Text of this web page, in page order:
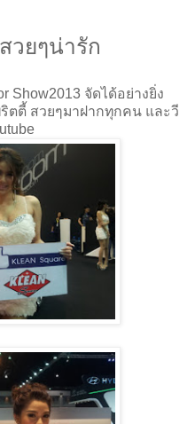
วยๆน่ารัก
Show2013 จัดได้อย่างยิ่ง
ตตี้ สวยๆมาฝากทุกคน และวี